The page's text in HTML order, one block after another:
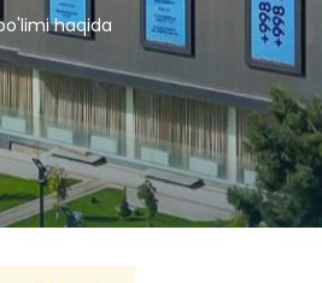
haqida